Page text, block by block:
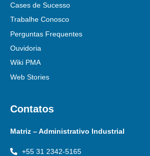
Cases de Sucesso
Trabalhe Conosco
Perguntas Frequentes
Ouvidoria
Wiki PMA
Web Stories
Contatos
Matriz – Administrativo Industrial
+55 31 2342-5165